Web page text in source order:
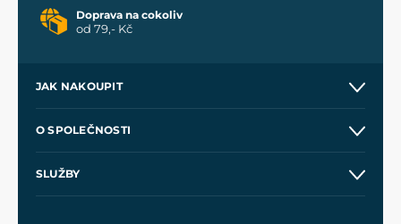
Doprava na cokoliv
od 79,- Kč
JAK NAKOUPIT
Velkoobchod
O SPOLEČNOSTI
SLUŽBY